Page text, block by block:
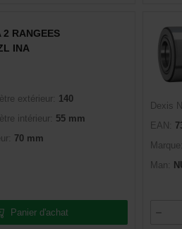
2 RANGEES
INA
extérieur: 140
intérieur:
55 mm
70 mm
Panier d'achat
Dexis
EAN:
Marque:
Man: